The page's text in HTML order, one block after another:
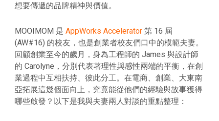
想要傳遞的品牌精神與價值。
MOOIMOM 是 AppWorks Accelerator 第 16 屆
(AW#16) 的校友，也是創業者校友們口中的模範夫妻。
回顧創業至今的歲月，身為工程師的 James 與設計師
的 Carolyne，分別代表著理性與感性兩端的平衡，在創
業過程中互相扶持、彼此分工。在電商、創業、大東南
亞拓展這幾個面向上，究竟能從他們的經驗與故事獲得
哪些啟發？以下是我與夫妻兩人對談的重點整理：